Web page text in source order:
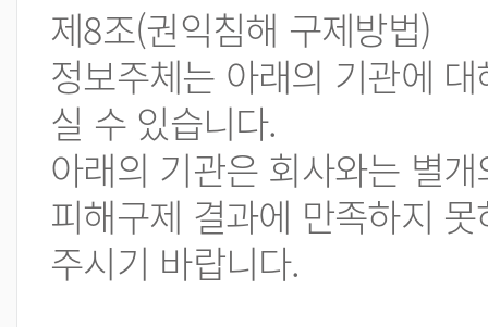
제8조(권익침해 구제방법)
정보주체는 아래의 기관에
실 수 있습니다.
아래의 기관은 회사와는 별
피해구제 결과에 만족하지
주시기 바랍니다.